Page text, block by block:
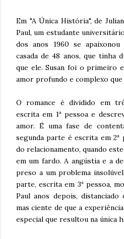
Em "A Única História", de
Paul, um estudante
dos anos 1960 se
casada de 48 anos, que tinha
que ele. Susan foi o primeiro
amor profundo e complexo que
O romance é dividido em
escrita em 1ª pessoa e
amor. É uma fase de
segunda parte é escrita em 2ª
do relacionamento, quando
em um fardo. A angústia e a
preso a um problema
parte, escrita em 3ª pessoa,
Paul anos depois, distanciado
mas ciente de que a
especial que resultou na única